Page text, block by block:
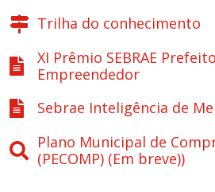
Trilha do conhecimento
XI Prêmio SEBRAE Prefeito
Empreendedor
Sebrae Inteligência de
Plano Municipal de
(PECOMP) (Em breve))